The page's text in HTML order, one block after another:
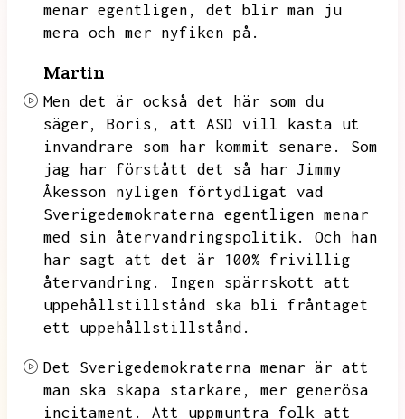
menar egentligen,
det blir man ju
mera och mer nyfiken på.
Martin
Men det är också det här som du
säger,
Boris,
att ASD vill kasta ut
invandrare som har kommit senare.
Som
jag har förstått det så har Jimmy
Åkesson nyligen förtydligat vad
Sverigedemokraterna egentligen menar
med sin återvandringspolitik.
Och han
har sagt att det är 100% frivillig
återvandring.
Ingen spärrskott att
uppehållstillstånd ska bli fråntaget
ett uppehållstillstånd.
Det Sverigedemokraterna menar är att
man ska skapa starkare,
mer generösa
incitament.
Att uppmuntra folk att